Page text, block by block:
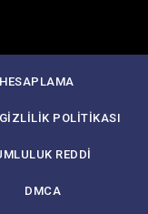
GIZLILIK POLITIKASI
REDDI
DMCA